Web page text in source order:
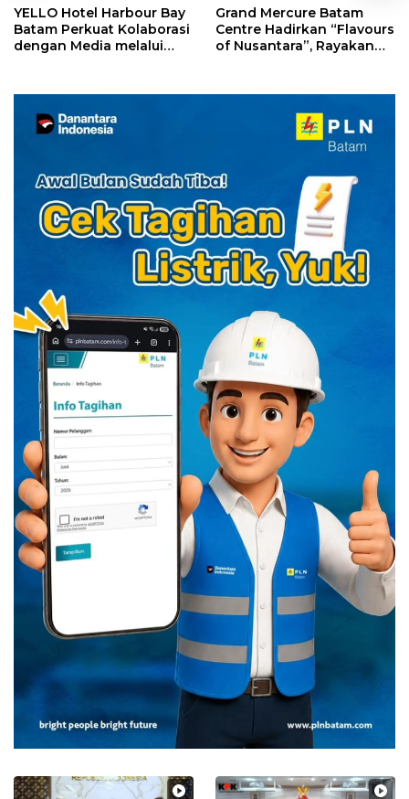
YELLO Hotel Harbour Bay
Batam Perkuat Kolaborasi
dengan Media melalui
Grand Mercure Batam
Centre Hadirkan “Flavours
of Nusantara”, Rayakan